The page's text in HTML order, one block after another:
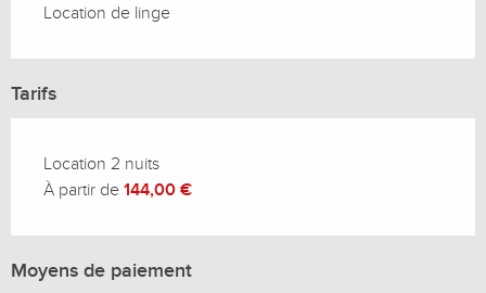
Location de linge
Tarifs
Location 2 nuits
À partir de 144,00 €
Moyens de paiement